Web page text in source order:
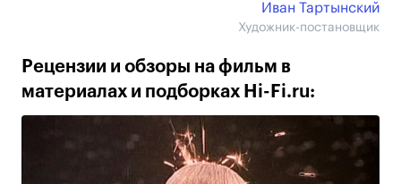
Иван Тартынский
Художник-постановщик
Рецензии и обзоры на фильм в
материалах и подборках Hi-Fi.ru: